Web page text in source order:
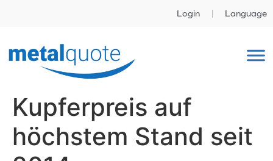
Login Language
Kupferpreis auf
höchstem Stand seit